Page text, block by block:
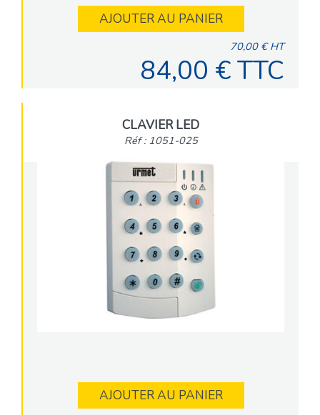
AJOUTER AU PANIER
70,00 € HT
84,00 € TTC
CLAVIER LED
Réf : 1051-025
AJOUTER AU PANIER